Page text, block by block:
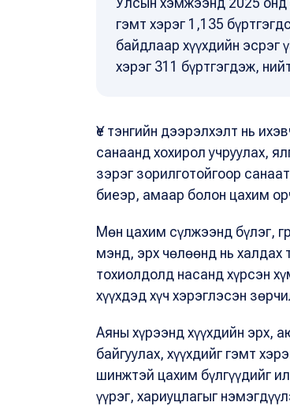
гэмт хэрэг 1,135
байдлаар хүүхдийн эсрэг
хэрэг 311 бүртгэгдэж,
Үе тэнгийн дээрэлхэлт нь
санаанд хохирол учруулах,
зэрэг зорилготойгоор
биеэр, амаар болон цахим
Мөн цахим сүлжээнд бүлэг,
мэнд, эрх чөлөөнд нь халдах
тохиолдолд насанд хүрсэн
хүүхдэд хүч хэрэглэсэн
Аяны хүрээнд хүүхдийн эрх,
байгуулах, хүүхдийг гэмт
шинжтэй цахим бүлгүүдийг
үүрэг, хариуцлагыг